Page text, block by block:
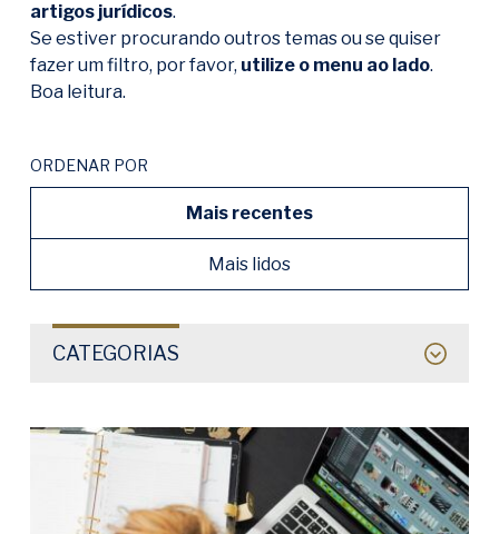
artigos jurídicos.
Se estiver procurando outros temas ou se quiser
fazer um filtro, por favor, utilize o menu ao lado.
Boa leitura.
ORDENAR POR
Mais recentes
Mais lidos
CATEGORIAS